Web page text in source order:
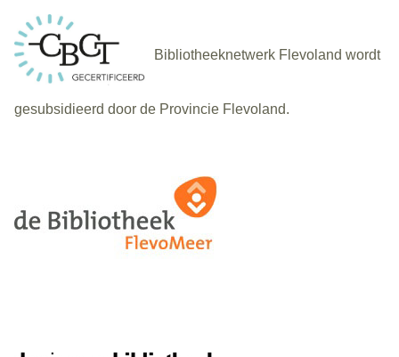
Bibliotheeknetwerk Flevoland wordt
gesubsidieerd door de Provincie Flevoland.